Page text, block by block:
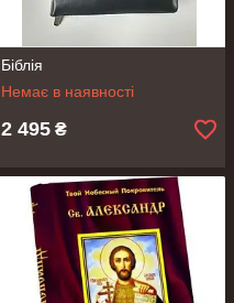
Біблія
Немає в наявності
2 495 ₴